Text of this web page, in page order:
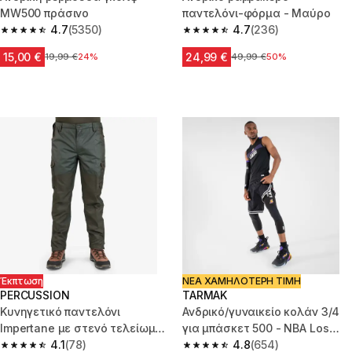
MW500 πράσινο
4.7
4.7 out of 5 stars from 5350 reviews
(5350)
15,00 € Αρχική τιμή
19,99 €24%
παντελόνι-φόρμα - Μαύρο
4.7
4.7 out of 5 stars from 236
(236)
24,99 € Αρχική τιμή
49,99 €50%
Έκπτωση
PERCUSSION
Κυνηγετικό παντελόνι
Impertane με στενό τελείωμα
- Πράσινο4.1(78)
ΝΕΑ ΧΑΜΗΛΟΤΕΡΗ ΤΙΜΗ
TARMAK
Ανδρικό/γυναικείο κολάν 3/4
για μπάσκετ 500 - NBA Los
Angeles Lakers/Μαύρο
4.8(654)